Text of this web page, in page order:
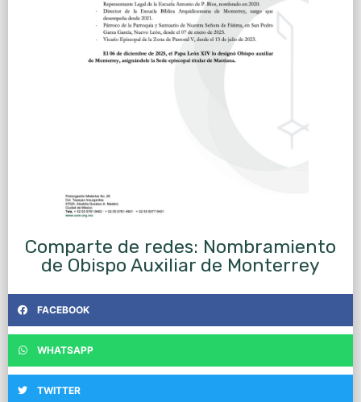
Comparte de redes: Nombramiento
de Obispo Auxiliar de Monterrey
FACEBOOK
WHATSAPP
TWITTER